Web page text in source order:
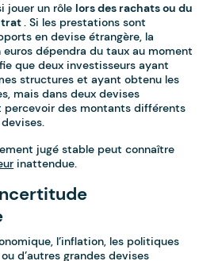
jouer un rôlelors des rachats ou du
. Si les prestations sont
en devise étrangère, la
dépendra du taux au moment
que deux investisseurs ayant
structures et ayant obtenu les
mais dans deux devises
percevoir des montants différents
jugé stable peut connaître
inattendue.
l’inflation, les politiques
d’autres grandes devises